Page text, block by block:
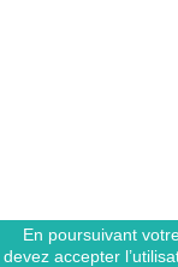
En poursuivant
devez accepter